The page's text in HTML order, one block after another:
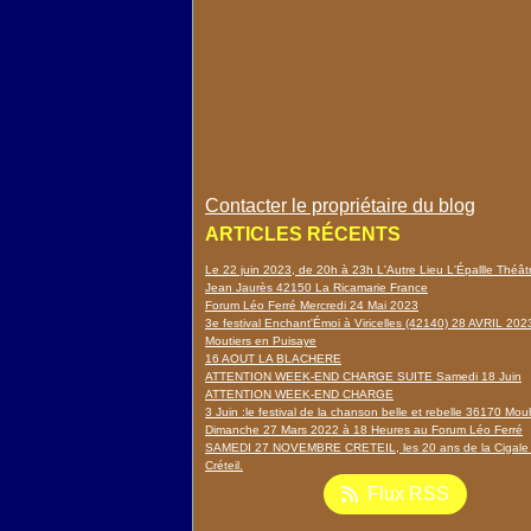
Contacter le propriétaire du blog
ARTICLES RÉCENTS
Le 22 juin 2023, de 20h à 23h L'Autre Lieu L'Épallle
Jean Jaurès 42150 La Ricamarie France
Forum Léo Ferré Mercredi 24 Mai 2023
3e festival Enchant'Émoi à Viricelles (42140) 28 AVRIL
Moutiers en Puisaye
16 AOUT LA BLACHERE
ATTENTION WEEK-END CHARGE SUITE Samedi 18 Juin
ATTENTION WEEK-END CHARGE
3 Juin :le festival de la chanson belle et rebelle 36170
Dimanche 27 Mars 2022 à 18 Heures au Forum Léo Ferré
SAMEDI 27 NOVEMBRE CRETEIL, les 20 ans de la Cigale
Créteil.
Flux RSS